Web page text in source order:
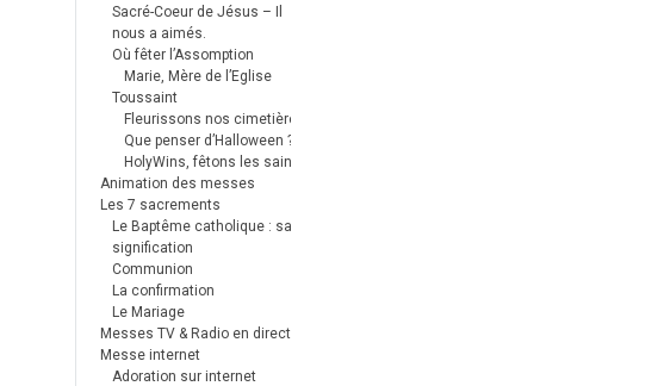
Sacré-Coeur de Jésus – Il
nous a aimés.
Où fêter l’Assomption
Marie, Mère de l’Eglise
Toussaint
Fleurissons nos cimetières
Que penser d’Halloween ?
HolyWins, fêtons les saints !
Animation des messes
Les 7 sacrements
Le Baptême catholique : sa
signification
Communion
La confirmation
Le Mariage
Messes TV & Radio en direct
Messe internet
Adoration sur internet